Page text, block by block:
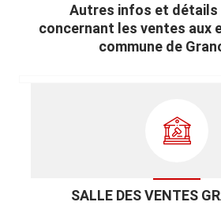
Autres infos et détails
concernant les ventes aux
commune de
SALLE DES VENTES